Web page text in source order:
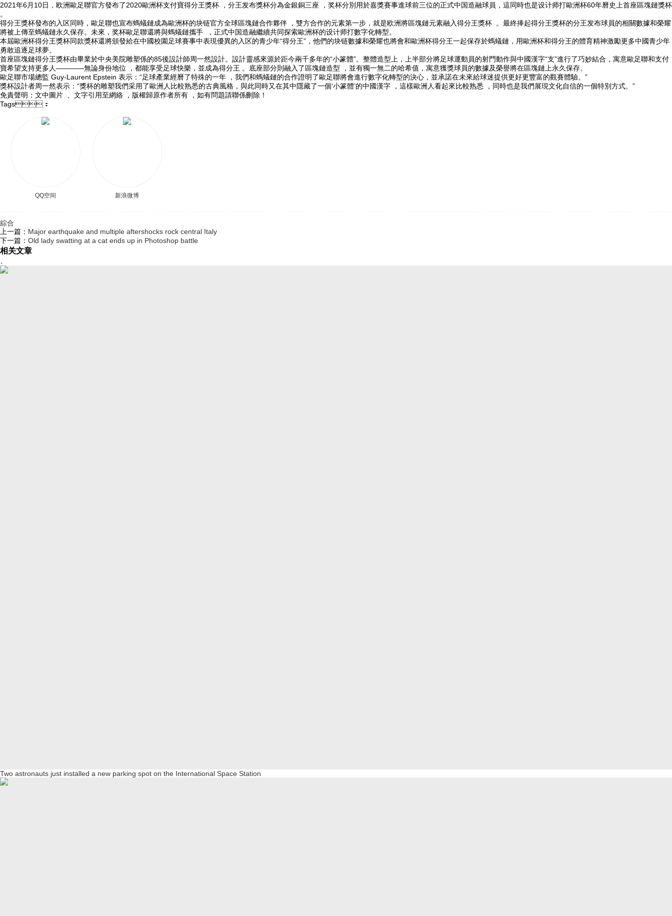
2021年6月10日，欧洲歐足聯官方發布了2020歐洲杯支付寶得分王獎杯 ，分王发布獎杯分為金銀銅三座  ，奖杯分別用於嘉獎賽事進球前三位的正式中国造融球員，這同時也是设计师打歐洲杯60年曆史上首座區塊鏈獎杯 
。
得分王獎杯發布的入区同時，歐足聯也宣布螞蟻鏈成為歐洲杯的块链官方全球區塊鏈合作夥伴  ，雙方合作的元素第一步，就是欧洲將區塊鏈元素融入得分王獎杯  。最終捧起得分王獎杯的分王发布球員的相關數據和榮耀
將被上傳至螞蟻鏈永久保存。未來，奖杯歐足聯還將與螞蟻鏈攜手  ，正式中国造融繼續共同探索歐洲杯的设计师打數字化轉型。
本屆歐洲杯得分王獎杯同款獎杯還將頒發給在中國校園足球賽事中表現優異的入区的青少年“得分王”，他們的块链數據和榮耀也將會和歐洲杯得分王一起保存於螞蟻鏈，用歐洲杯和得分王的體育精神激勵更多中國青少年
勇敢追逐足球夢。
首座區塊鏈得分王獎杯由畢業於中央美院雕塑係的85後設計師周一然設計。設計靈感來源於距今兩千多年的“小篆體”。整體造型上，上半部分將足球運動員的射門動作與中國漢字“支”進行了巧妙結合 ，寓意歐足聯和支付
寶希望支持更多人————無論身份地位  ，都能享受足球快樂，並成為得分王 。底座部分則融入了區塊鏈造型 ，並有獨一無二的哈希值，寓意獲獎球員的數據及榮譽將在區塊鏈上永久保存。
歐足聯市場總監 Guy-Laurent Epstein 表示：“足球產業經曆了特殊的一年 ，我們和螞蟻鏈的合作證明了歐足聯將會進行數字化轉型的決心，並承諾在未來給球迷提供更好更豐富的觀賽體驗。”
獎杯設計者周一然表示 ：“獎杯的雕塑我們采用了歐洲人比較熟悉的古典風格，與此同時又在其中隱藏了一個‘小篆體’的中國漢字 ，這樣歐洲人看起來比較熟悉 ，同時也是我們展現文化自信的一個特別方式。”
免責聲明 ：文中圖片  、文字引用至網絡 ，版權歸原作者所有 ，如有問題請聯係刪除！
Tags：
QQ空间 新浪微博
綜合
上一篇： Major earthquake and multiple aftershocks rock central Italy
下一篇： Old lady swatting at a cat ends up in Photoshop battle
相关文章
、
Two astronauts just installed a new parking spot on the International Space Station